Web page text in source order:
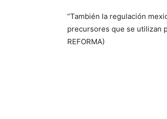
“También la regulación
precursores que se utilizan
REFORMA)